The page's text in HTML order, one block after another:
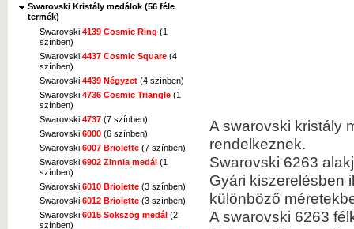
Swarovski Kristály medálok (56 féle
termék)
Swarovski 4139 Cosmic Ring (1
színben)
Swarovski 4437 Cosmic Square (4
színben)
Swarovski 4439 Négyzet (4 színben)
Swarovski 4736 Cosmic Triangle (1
színben)
Swarovski 4737 (7 színben)
Swarovski 6000 (6 színben)
Swarovski 6007 Briolette (7 színben)
Swarovski 6902 Zinnia medál (1
színben)
Swarovski 6010 Briolette (3 színben)
Swarovski 6012 Briolette (3 színben)
Swarovski 6015 Sokszög medál (2
színben)
A swarovski kristály
rendelkeznek.
Swarovski 6263
Gyári kiszerelésben
különböző
A swarovski 6263